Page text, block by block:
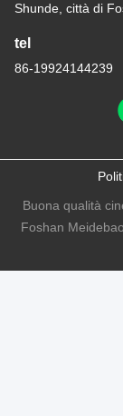
Shunde, città di
tel
86-19924144239
Buona qualità
Foshan